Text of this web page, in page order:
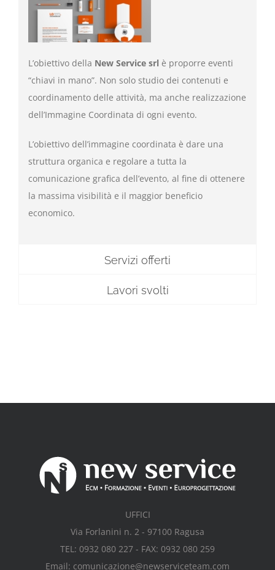
L’obiettivo della New Service srl è proporre eventi
“chiavi in mano”. Non solo studio dei contenuti e
coordinamento delle attività, ma anche realizzazione
dell’Immagine Coordinata di ogni evento.
L’obiettivo dell’immagine coordinata è dare una
struttura organica e regolare a tutta la
comunicazione grafica dell’evento, al fine di ottenere
la massima visibilità e il maggior beneficio
economico.
Servizi offerti
Lavori svolti
UFFICI
Via Forlanini n. 2 - 97100 Ragusa
TEL: 0932 080 227 - FAX: 0932 080 259
Email: comunicazione@newserviceteam.com